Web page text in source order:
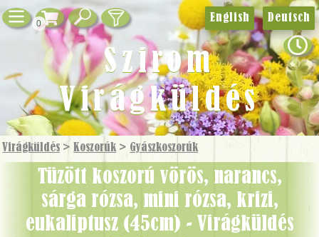
0
Virágküldés > Koszorúk > Gyászkoszorúk
tüzött koszorú vörös, narancs,
sárga rózsa, mini rózsa, krizi,
eukaliptusz (45cm) - Virágküldés
English Deutsch
Szirom
Virágküldés